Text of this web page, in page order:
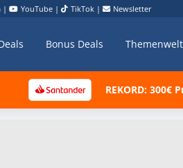
| YouTube | TikTok | Newsletter
Bonus Deals
REKORD: